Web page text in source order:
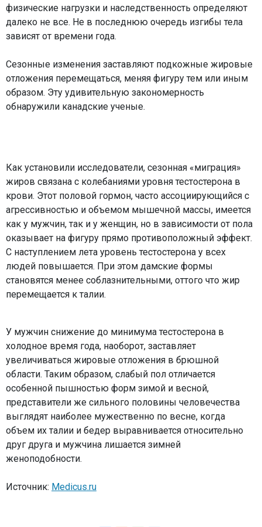
физические нагрузки и наследственность определяют
далеко не все. Не в последнюю очередь изгибы тела
зависят от времени года.
Сезонные изменения заставляют подкожные жировые
отложения перемещаться, меняя фигуру тем или иным
образом. Эту удивительную закономерность
обнаружили канадские ученые.
Как установили исследователи, сезонная «миграция»
жиров связана с колебаниями уровня тестостерона в
крови. Этот половой гормон, часто ассоциирующийся с
агрессивностью и объемом мышечной массы, имеется
как у мужчин, так и у женщин, но в зависимости от пола
оказывает на фигуру прямо противоположный эффект.
С наступлением лета уровень тестостерона у всех
людей повышается. При этом дамские формы
становятся менее соблазнительными, оттого что жир
перемещается к талии.
У мужчин снижение до минимума тестостерона в
холодное время года, наоборот, заставляет
увеличиваться жировые отложения в брюшной
области. Таким образом, слабый пол отличается
особенной пышностью форм зимой и весной,
представители же сильного половины человечества
выглядят наиболее мужественно по весне, когда
объем их талии и бедер выравнивается относительно
друг друга и мужчина лишается зимней
женоподобности.
Источник: Medicus.ru